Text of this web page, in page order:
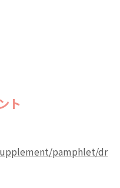
ト
pamphlet/dr